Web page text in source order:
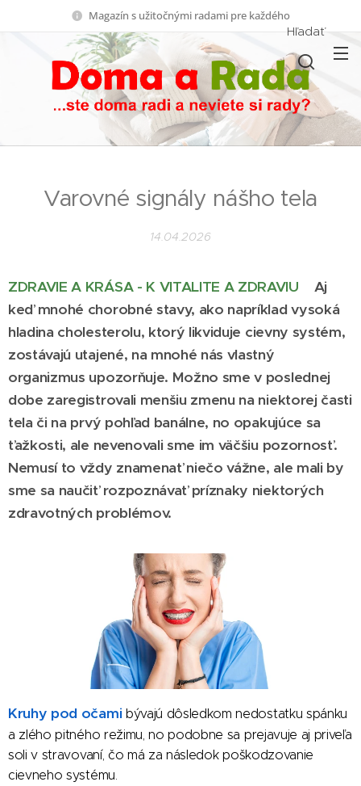
Magazín s užitočnými radami pre každého
Hľadať
Varovné signály nášho tela
14.04.2026
ZDRAVIE A KRÁSA - K VITALITE A ZDRAVIU
Aj
keď mnohé chorobné stavy, ako napríklad vysoká
hladina cholesterolu, ktorý likviduje cievny systém,
zostávajú utajené, na mnohé nás vlastný
organizmus upozorňuje. Možno sme v poslednej
dobe zaregistrovali menšiu zmenu na niektorej časti
tela či na prvý pohľad banálne, no opakujúce sa
ťažkosti, ale nevenovali sme im väčšiu pozornosť.
Nemusí to vždy znamenať niečo vážne, ale mali by
sme sa naučiť rozpoznávať príznaky niektorých
zdravotných problémov.
Kruhy pod očamibývajú dôsledkom nedostatku spánku
a zlého pitného režimu, no podobne sa prejavuje aj priveľa
soli v stravovaní, čo má za následok poškodzovanie
cievneho systému.